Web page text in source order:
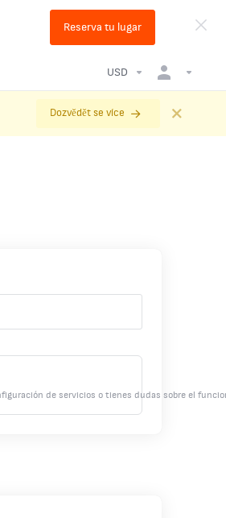
Reserva tu lugar
USD
Dozvědět se více
de servicios o tienes dudas sobre el